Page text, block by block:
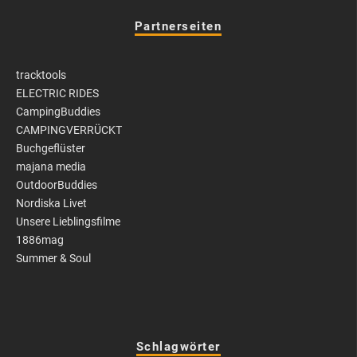
Partnerseiten
tracktools
ELECTRIC RIDES
CampingBuddies
CAMPINGVERRÜCKT
Buchgeflüster
majana media
OutdoorBuddies
Nordiska Livet
Unsere Lieblingsfilme
1886mag
Summer & Soul
Schlagwörter